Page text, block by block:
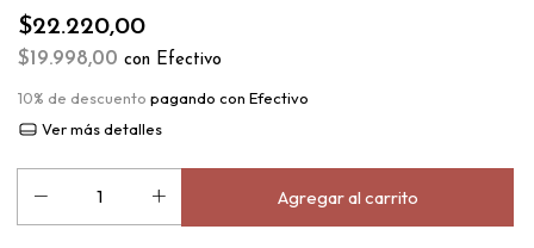
$22.220,00
$19.998,00 con Efectivo
10% de descuento pagando con Efectivo
Ver más detalles